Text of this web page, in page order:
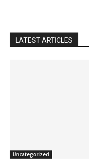
LATEST ARTICLES
Uncategorized